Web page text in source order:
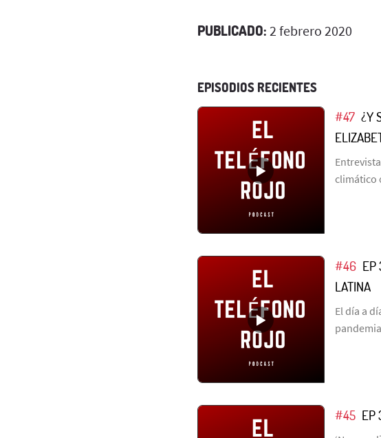
PUBLICADO: 2 febrero 2020
EPISODIOS RECIENTES
#47 ¿Y
climático
#46 EP
LATINA
El día a
#45 EP